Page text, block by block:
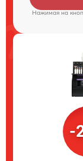
Нажимая на
-